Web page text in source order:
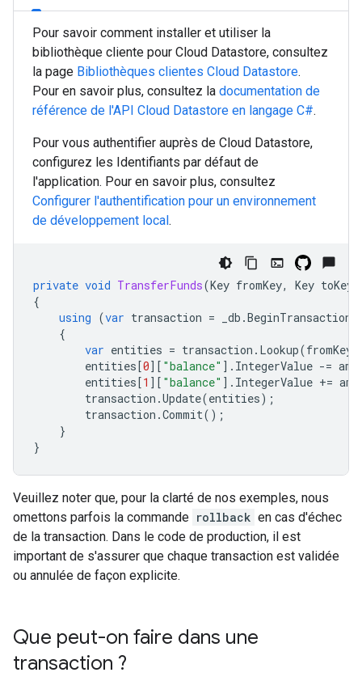
Pour savoir comment installer et utiliser la
bibliothèque cliente pour Cloud Datastore, consultez
la page Bibliothèques clientes Cloud Datastore.
Pour en savoir plus, consultez la documentation de
référence de l'API Cloud Datastore en langage C#.
Pour vous authentifier auprès de Cloud Datastore,
configurez les Identifiants par défaut de
l'application. Pour en savoir plus, consultez
Configurer l'authentification pour un environnement
de développement local.
private void TransferFunds(Key fromKey, Key toKey
{
using (var transaction = _db .BeginTransaction
{
var entities = transaction . Lookup(fromKey
entities[0][ "balance" ]. IntegerValue -=
entities[1 ][ "balance" ]. IntegerValue +=
transaction .Update(entities);
transaction .Commit();
}
}
Veuillez noter que, pour la clarté de nos exemples, nous
omettons parfois la commande rollback en cas d'échec
de la transaction. Dans le code de production, il est
important de s'assurer que chaque transaction est validée
ou annulée de façon explicite.
Que peut-on faire dans une
transaction ?